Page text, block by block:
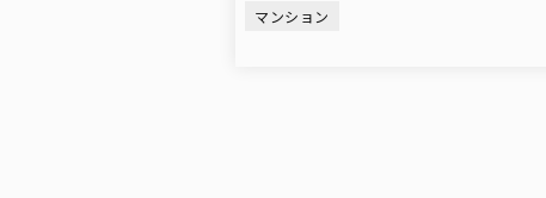
マンション